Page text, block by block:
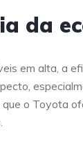
da
em alta, a
o Toyota